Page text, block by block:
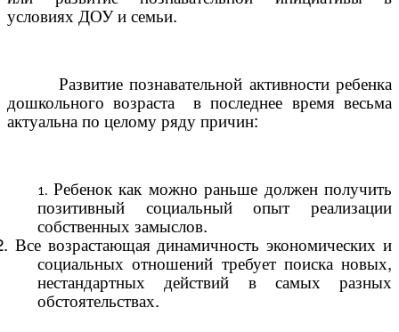
условиях ДОУ и семьи.
Развитие познавательной активности ребенка
дошкольного возраста в последнее время весьма
актуальна по целому ряду причин:
Ребенок как можно раньше должен получить
позитивный социальный опыт реализации
собственных замыслов.
Все возрастающая динамичность экономических и
социальных отношений требует поиска новых,
нестандартных действий в самых разных
обстоятельствах.